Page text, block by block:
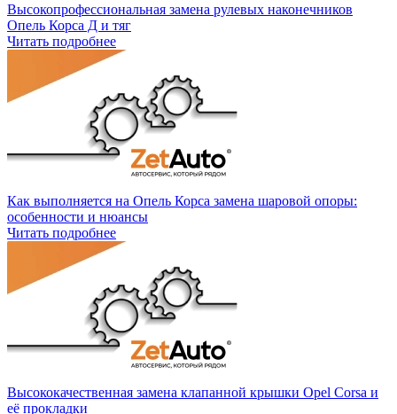
Высокопрофессиональная замена рулевых наконечников
Опель Корса Д и тяг
Читать подробнее
Как выполняется на Опель Корса замена шаровой опоры:
особенности и нюансы
Читать подробнее
Высококачественная замена клапанной крышки Opel Corsa и
её прокладки